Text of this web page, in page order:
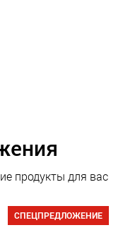
продукты для вас
СПЕЦПРЕДЛОЖЕНИЕ